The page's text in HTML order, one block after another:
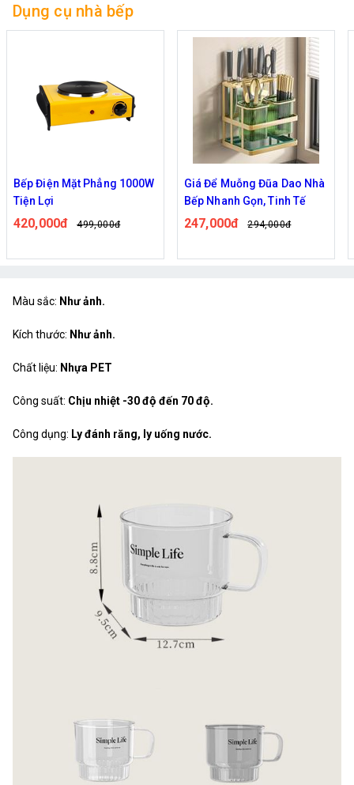
Dụng cụ nhà bếp
Giá Để Muỗng Đũa Dao Nhà
Bếp Nhanh Gọn, Tinh Tế
247,000đ 294,000đ
Nồi hấp trứng đa năng
119,000đ 151,000đ
Màu sắc: Như ảnh.
Kích thước: Như ảnh.
Chất liệu: Nhựa PET
Công suất: Chịu nhiệt -30 độ đến 70 độ.
Công dụng: Ly đánh răng, ly uống nước.